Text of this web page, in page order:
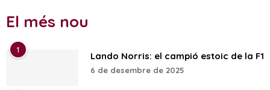
El més nou
1
Lando Norris: el campió estoic de la F1
6 de desembre de 2025